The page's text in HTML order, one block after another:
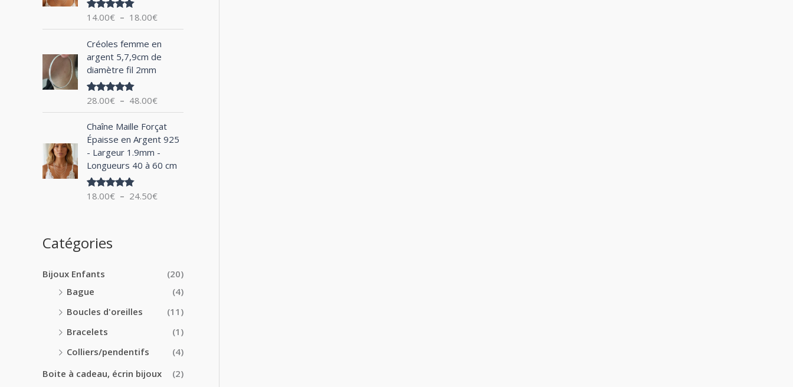
:
2
0
2
4
.
0
€
Note5.00
14.00€ – 18.00€d
e
p
r
:
1
4
0
Créoles femme en
argent 5,7,9cm de
diamètre fil 2mm
Note5.00
28.00€ – 48.00€
l
a
d
e
p
r
i
x
:
Chaîne Maille Forçat
Épaisse en Argent 925
- Largeur 1.9mm -
Longueurs 40 à 60 cm
Note5.00
18.00€ – 24.50€
l
a
e
2
Catégories
Bijoux Enfants
(20)
Bague
(4)
Boucles d'oreilles
(11)
Bracelets
(1)
Colliers/pendentifs
(4)
Boite à cadeau, écrin bijoux
(2)